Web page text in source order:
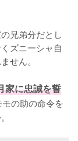
兄弟分だとし
ズニーシャ自
せん。
家に忠誠を誓
の助の命令を